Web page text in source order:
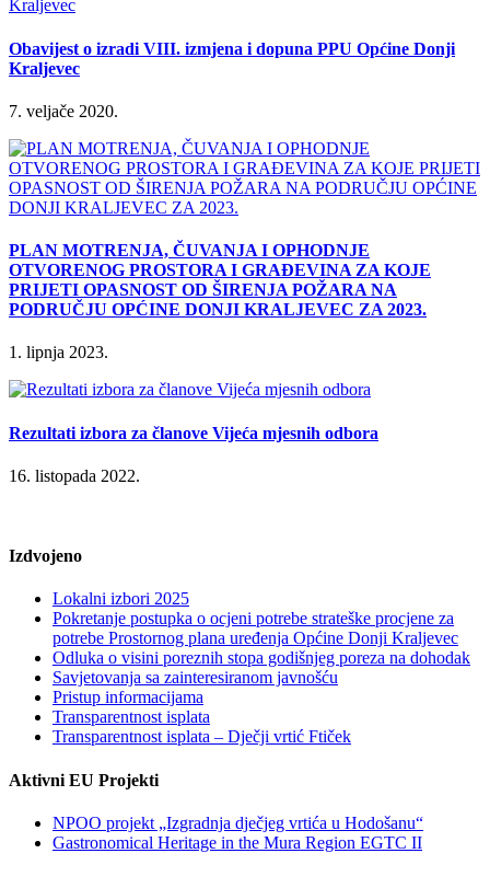
Obavijest o izradi VIII. izmjena i dopuna PPU Općine Donji
Kraljevec
7. veljače 2020.
PLAN MOTRENJA, ČUVANJA I OPHODNJE
OTVORENOG PROSTORA I GRAĐEVINA ZA KOJE
PRIJETI OPASNOST OD ŠIRENJA POŽARA NA
PODRUČJU OPĆINE DONJI KRALJEVEC ZA 2023.
1. lipnja 2023.
Rezultati izbora za članove Vijeća mjesnih odbora
16. listopada 2022.
Izdvojeno
Lokalni izbori 2025
Pokretanje postupka o ocjeni potrebe strateške procjene za
potrebe Prostornog plana uređenja Općine Donji Kraljevec
Odluka o visini poreznih stopa godišnjeg poreza na dohodak
Savjetovanja sa zainteresiranom javnošću
Pristup informacijama
Transparentnost isplata
Transparentnost isplata – Dječji vrtić Ftiček
Aktivni EU Projekti
NPOO projekt „Izgradnja dječjeg vrtića u Hodošanu“
Gastronomical Heritage in the Mura Region EGTC II